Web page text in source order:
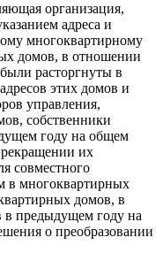
организация,
адреса и
многоквартирному
домов, в отношении
расторгнуты в
этих домов и
управления,
собственники
году на общем
их
совместного
в многоквартирных
домов, в
в предыдущем году на
о преобразовании